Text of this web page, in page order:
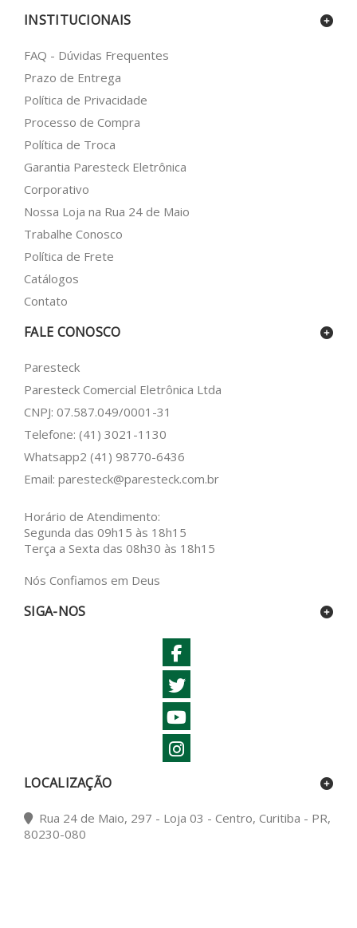
INSTITUCIONAIS
FAQ - Dúvidas Frequentes
Prazo de Entrega
Política de Privacidade
Processo de Compra
Política de Troca
Garantia Paresteck Eletrônica
Corporativo
Nossa Loja na Rua 24 de Maio
Trabalhe Conosco
Política de Frete
Catálogos
Contato
FALE CONOSCO
Paresteck
Paresteck Comercial Eletrônica Ltda
CNPJ: 07.587.049/0001-31
Telefone: (41) 3021-1130
Whatsapp2 (41) 98770-6436
Email: paresteck@paresteck.com.br
Horário de Atendimento:
Segunda das 09h15 às 18h15
Terça a Sexta das 08h30 às 18h15
Nós Confiamos em Deus
SIGA-NOS
LOCALIZAÇÃO
Rua 24 de Maio, 297 - Loja 03 - Centro, Curitiba - PR,
80230-080